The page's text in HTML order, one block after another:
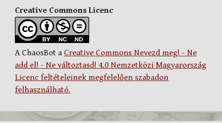
Creative Commons Licenc
A ChaosBot a Creative Commons Nevezd meg! - Ne
add el! - Ne változtasd! 4.0 Nemzetközi Magyarország
Licenc feltételeinek megfelelően szabadon
felhasználható.